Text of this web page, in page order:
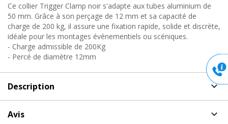
Ce collier Trigger Clamp noir s'adapte aux tubes aluminium de
50 mm. Grâce à son perçage de 12 mm et sa capacité de
charge de 200 kg, il assure une fixation rapide, solide et discrète,
idéale pour les montages événementiels ou scéniques.
- Charge admissible de 200Kg
- Percé de diamètre 12mm
Description
Doughty
Avis